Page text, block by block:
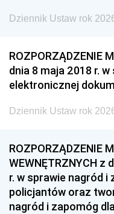
Dziennik Ustaw rok
ROZPORZĄDZENIE
dnia 8 maja 2018 r.
elektronicznej
Dziennik Ustaw rok
ROZPORZĄDZENIE
WEWNĘTRZNYCH z
r. w sprawie nagród i
policjantów oraz
nagród i zapomóg